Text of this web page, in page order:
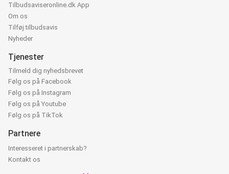
Tilbudsaviseronline.dk App
Om os
Tilføj tilbudsavis
Nyheder
Tjenester
Tilmeld dig nyhedsbrevet
Følg os på Facebook
Følg os på Instagram
Følg os på Youtube
Følg os på TikTok
Partnere
Interesseret i partnerskab?
Kontakt os